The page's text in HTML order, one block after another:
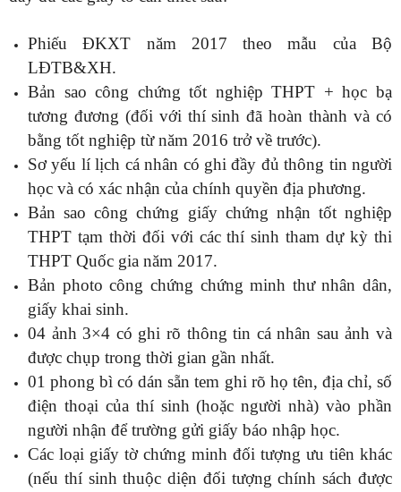
Phiếu ĐKXT năm 2017 theo mẫu của Bộ
LĐTB&XH.
Bản sao công chứng tốt nghiệp THPT + học bạ
tương đương (đối với thí sinh đã hoàn thành và có
bằng tốt nghiệp từ năm 2016 trở về trước).
Sơ yếu lí lịch cá nhân có ghi đầy đủ thông tin người
học và có xác nhận của chính quyền địa phương.
Bản sao công chứng giấy chứng nhận tốt nghiệp
THPT tạm thời đối với các thí sinh tham dự kỳ thi
THPT Quốc gia năm 2017.
Bản photo công chứng chứng minh thư nhân dân,
giấy khai sinh.
04 ảnh 3×4 có ghi rõ thông tin cá nhân sau ảnh và
được chụp trong thời gian gần nhất.
01 phong bì có dán sẵn tem ghi rõ họ tên, địa chỉ, số
điện thoại của thí sinh (hoặc người nhà) vào phần
người nhận để trường gửi giấy báo nhập học.
Các loại giấy tờ chứng minh đối tượng ưu tiên khác
(nếu thí sinh thuộc diện đối tượng chính sách được